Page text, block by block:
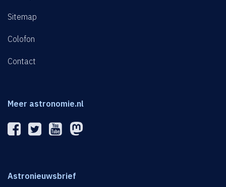
Sitemap
Colofon
Contact
Meer astronomie.nl
Astronieuwsbrief